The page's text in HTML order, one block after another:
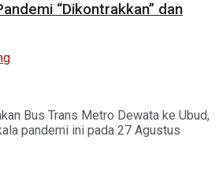
“Dikontrakkan” dan
Bus Trans Metro Dewata ke Ubud,
pandemi ini pada 27 Agustus